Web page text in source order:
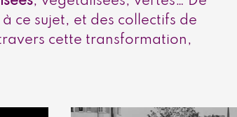
ce sujet, et des collectifs de
cette transformation,